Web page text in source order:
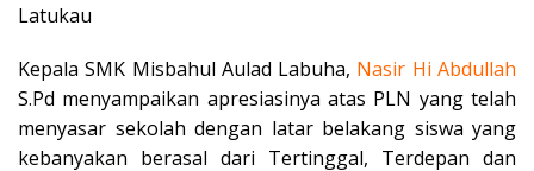
Latukau
Kepala SMK Misbahul Aulad Labuha, Nasir Hi Abdullah
S.Pd menyampaikan apresiasinya atas PLN yang telah
menyasar sekolah dengan latar belakang siswa yang
kebanyakan berasal dari Tertinggal, Terdepan dan